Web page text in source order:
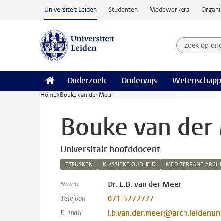
Ga naar hoofdinhoud
Universiteit Leiden Studenten Medewerkers
Zoek op
Zoekterm
Onderzoek Onderwijs
Home Bouke van der Meer
Bouke van
Universitair hoofddocent
ETRUSKEN KLASSIEKE OUDHEID MEDITERRANE
Naam Dr. L.B. van der Meer
Telefoon 071 5272727
E-mail